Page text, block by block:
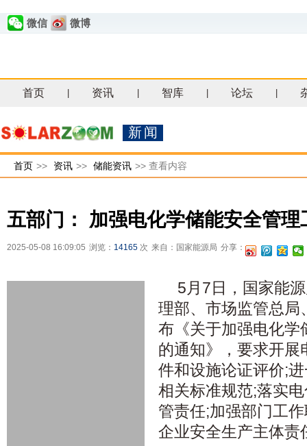
微信 微博
首页 资讯 智库 论坛
新闻
首页 >> 资讯 >> 储能资讯 >> 查看内容
五部门： 加强电化学储能安全管理
2025-05-08 16:09:05 浏览： 14165 次 来自：国家能源局 分享：
5月7日，国家能
理部、市场监管总局
布《关于加强电化学
的通知》，要求开展
件和设施论证评价;
相关标准规范;落实
管责任;加强部门工
企业安全生产主体责